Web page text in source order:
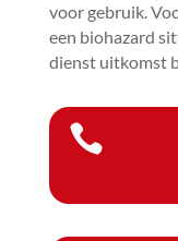
voor gebruik.​
een biohazard
dienst uitkomst
